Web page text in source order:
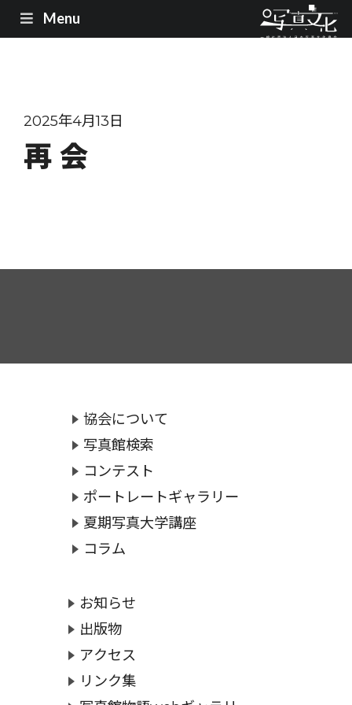
Menu
2025年4月13日
再 会
協会について
写真館検索
コンテスト
ポートレートギャラリー
夏期写真大学講座
コラム
お知らせ
出版物
アクセス
リンク集